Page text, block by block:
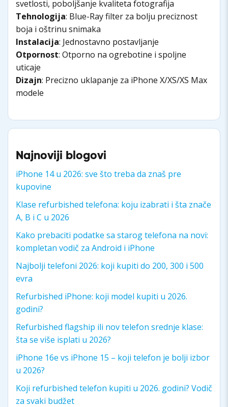
svetlosti, poboljšanje kvaliteta fotografija
Tehnologija: Blue-Ray filter za bolju preciznost
boja i oštrinu snimaka
Instalacija: Jednostavno postavljanje
Otpornost: Otporno na ogrebotine i spoljne
uticaje
Dizajn: Precizno uklapanje za iPhone X/XS/XS Max
modele
Najnoviji blogovi
iPhone 14 u 2026: sve što treba da znaš pre
kupovine
Klase refurbished telefona: koju izabrati i šta znače
A, B i C u 2026
Kako prebaciti podatke sa starog telefona na novi:
kompletan vodič za Android i iPhone
Najbolji telefoni 2026: koji kupiti do 200, 300 i 500
evra
Refurbished iPhone: koji model kupiti u 2026.
godini?
Refurbished flagship ili nov telefon srednje klase:
šta se više isplati u 2026?
iPhone 16e vs iPhone 15 – koji telefon je bolji izbor
u 2026?
Koji refurbished telefon kupiti u 2026. godini? Vodič
za svaki budžet